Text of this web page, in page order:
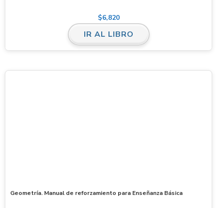
$6,820
IR AL LIBRO
Geometría. Manual de reforzamiento para Enseñanza Básica